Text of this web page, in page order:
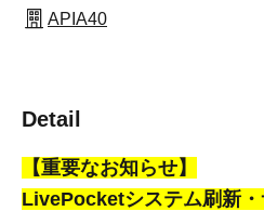
APIA40
Detail
【重要なお知らせ】
LivePocketシステム刷新